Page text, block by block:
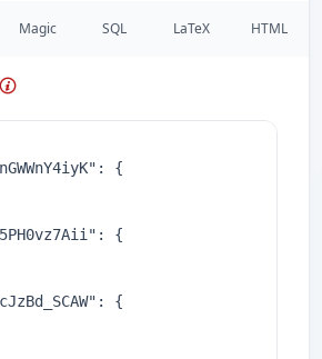
Magic SQL LaTeX HTML